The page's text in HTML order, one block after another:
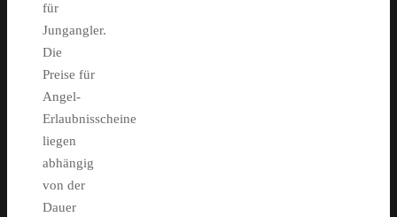
für
Jungangler.
Die
Preise für
Angel-
Erlaubnisscheine
liegen
abhängig
von der
Dauer